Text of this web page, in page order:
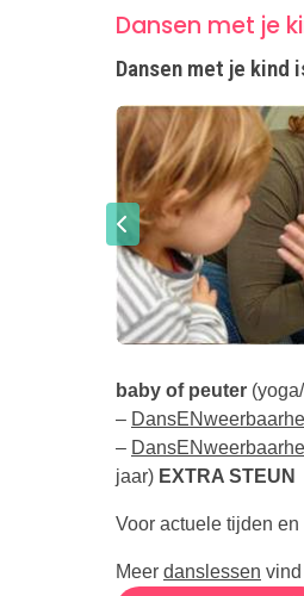
Dansen met je
Dansen met je kind
baby of peuter
–
–
jaar) EXTRA STEUN
Voor actuele tijden
Meer danslessen vind